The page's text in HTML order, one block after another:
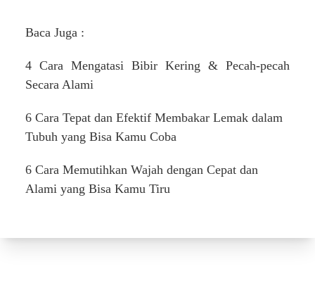
Baca Juga :
4 Cara Mengatasi Bibir Kering & Pecah-pecah
Secara Alami
6 Cara Tepat dan Efektif Membakar Lemak dalam
Tubuh yang Bisa Kamu Coba
6 Cara Memutihkan Wajah dengan Cepat dan
Alami yang Bisa Kamu Tiru